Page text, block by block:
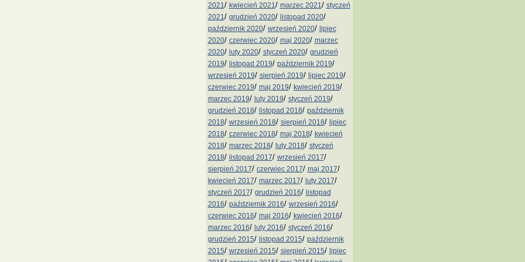
2021 / kwiecień 2021 / marzec 2021 / styczeń
2021 / grudzień 2020/ listopad 2020/
październik 2020/ wrzesień 2020/ lipiec
2020/ czerwiec 2020/ maj 2020/ marzec
2020/ luty 2020/ styczeń 2020/ grudzień
2019/ listopad 2019/ październik 2019/
wrzesień 2019/ sierpień 2019/ lipiec 2019/
czerwiec 2019/ maj 2019/ kwiecień 2019/
marzec 2019/ luty 2019/ styczeń 2019/
grudzień 2018/ listopad 2018/ październik
2018/ wrzesień 2018/ sierpień 2018/ lipiec
2018/ czerwiec 2018/ maj 2018/ kwiecień
2018/ marzec 2018/ luty 2018/ styczeń
2018/ listopad 2017/ wrzesień 2017/
sierpień 2017/ czerwiec 2017/ maj 2017/
kwiecień 2017/ marzec 2017/ luty 2017/
styczeń 2017/ grudzień 2016/ listopad
2016/ październik 2016/ wrzesień 2016/
czerwiec 2016/ maj 2016/ kwiecień 2016/
marzec 2016/ luty 2016/ styczeń 2016/
grudzień 2015/ listopad 2015/ październik
2015/ wrzesień 2015/ sierpień 2015/ lipiec